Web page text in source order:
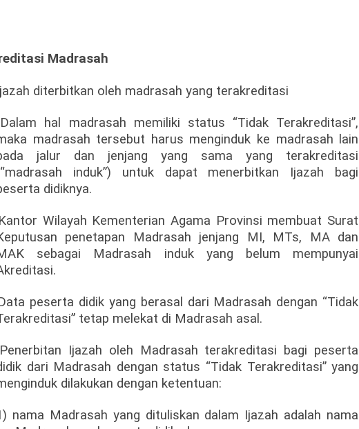
Madrasah
diterbitkan oleh madrasah yang terakreditasi
hal madrasah memiliki status “Tidak Terakreditasi”,
madrasah tersebut harus menginduk ke madrasah lain
jalur dan jenjang yang sama yang terakreditasi
induk”) untuk dapat menerbitkan Ijazah bagi
didiknya.
Wilayah Kementerian Agama Provinsi membuat Surat
penetapan Madrasah jenjang MI, MTs, MA dan
sebagai Madrasah induk yang belum mempunyai
peserta didik yang berasal dari Madrasah dengan “Tidak
tetap melekat di Madrasah asal.
Ijazah oleh Madrasah terakreditasi bagi peserta
dari Madrasah dengan status “Tidak Terakreditasi” yang
dilakukan dengan ketentuan:
nama Madrasah yang dituliskan dalam Ijazah adalah nama